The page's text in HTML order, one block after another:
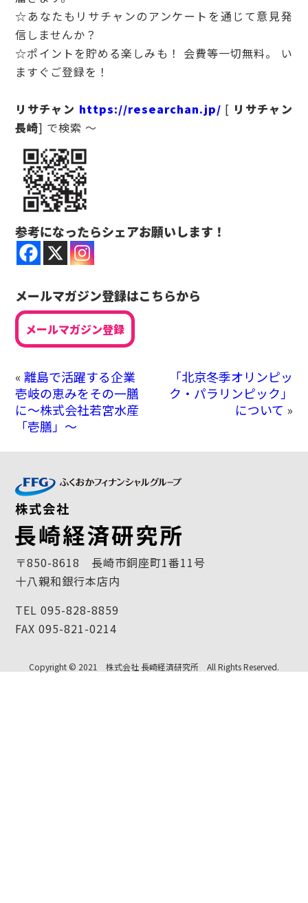
☆あなたもリサチャンのアンケートを通じて意見発
信しませんか？
☆ポイントを貯める楽しみも！ 会費等一切無料。 い
ますぐご登録を！
リサチャン https://researchan.jp/ [ リサチャン
長崎] で検索 ～
参考になったらシェアお願いします！
メールマガジン登録はこちらから
メールマガジン登録
«離島で活躍する企業
壱岐の恵みをその一膳
に～株式会社若宮水産
「壱膳」～
「北京冬季オリンピッ
ク・パラリンピック」
について »
〒850-8618 長崎市銅座町1番11号
十八親和銀行本店内
TEL 095-828-8859
FAX 095-821-0214
Copyright © 2021 株式会社 長崎経済研究所 All Rights Reserved.